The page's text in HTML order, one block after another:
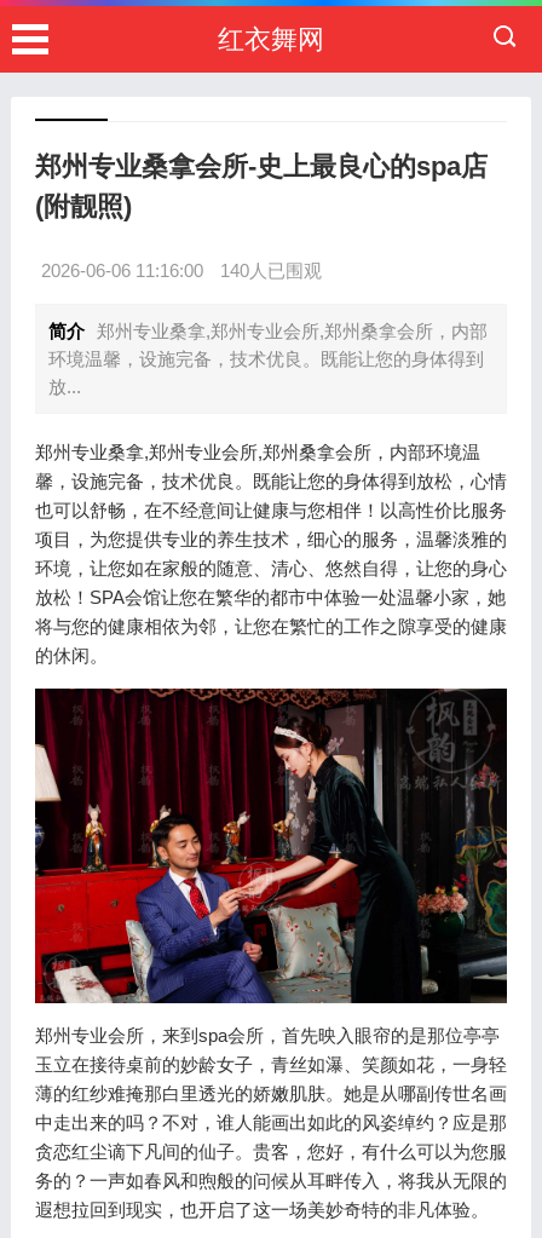
红衣舞网
郑州专业桑拿会所-史上最良心的spa店
(附靓照)
2026-06-06 11:16:00 140人已围观
简介 郑州专业桑拿,郑州专业会所,郑州桑拿会所，内部
环境温馨，设施完备，技术优良。既能让您的身体得到
放...
郑州专业桑拿,郑州专业会所,郑州桑拿会所，内部环境温
馨，设施完备，技术优良。既能让您的身体得到放松，心情
也可以舒畅，在不经意间让健康与您相伴！以高性价比服务
项目，为您提供专业的养生技术，细心的服务，温馨淡雅的
环境，让您如在家般的随意、清心、悠然自得，让您的身心
放松！SPA会馆让您在繁华的都市中体验一处温馨小家，她
将与您的健康相依为邻，让您在繁忙的工作之隙享受的健康
的休闲。
郑州专业会所，来到spa会所，首先映入眼帘的是那位亭亭
玉立在接待桌前的妙龄女子，青丝如瀑、笑颜如花，一身轻
薄的红纱难掩那白里透光的娇嫩肌肤。她是从哪副传世名画
中走出来的吗？不对，谁人能画出如此的风姿绰约？应是那
贪恋红尘谪下凡间的仙子。贵客，您好，有什么可以为您服
务的？一声如春风和煦般的问候从耳畔传入，将我从无限的
遐想拉回到现实，也开启了这一场美妙奇特的非凡体验。